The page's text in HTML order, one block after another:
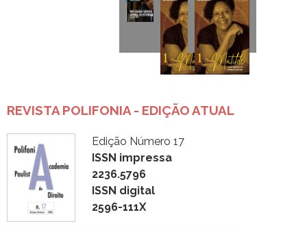
REVISTA POLIFONIA - EDIÇÃO ATUAL
Edição Número 17
ISSN impressa
2236.5796
ISSN digital
2596-111X